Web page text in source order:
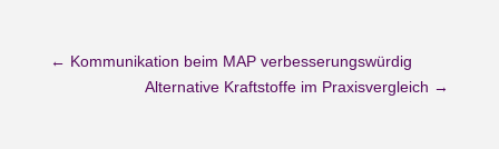
← Kommunikation beim MAP verbesserungswürdig
Alternative Kraftstoffe im Praxisvergleich →